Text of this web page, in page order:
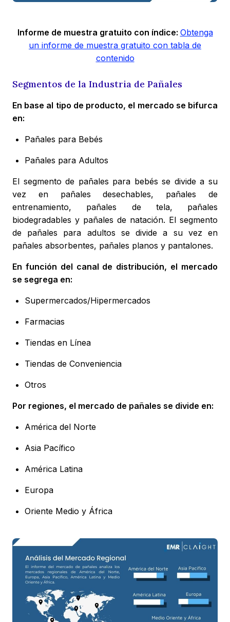
Informe de muestra gratuito con índice: Obtenga
un informe de muestra gratuito con tabla de
contenido
Segmentos de la Industria de Pañales
En base al tipo de producto, el mercado se bifurca
en:
Pañales para Bebés
Pañales para Adultos
El segmento de pañales para bebés se divide a su
vez en pañales desechables, pañales de
entrenamiento, pañales de tela, pañales
biodegradables y pañales de natación. El segmento
de pañales para adultos se divide a su vez en
pañales absorbentes, pañales planos y pantalones.
En función del canal de distribución, el mercado
se segrega en:
Supermercados/Hipermercados
Farmacias
Tiendas en Línea
Tiendas de Conveniencia
Otros
Por regiones, el mercado de pañales se divide en:
América del Norte
Asia Pacífico
América Latina
Europa
Oriente Medio y África